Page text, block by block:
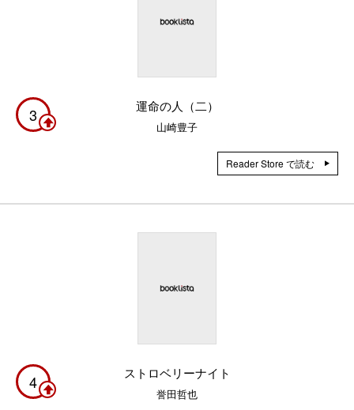
3 運命の人（二）
山崎豊子
Reader Store で読む
4 ストロベリーナイト
誉田哲也